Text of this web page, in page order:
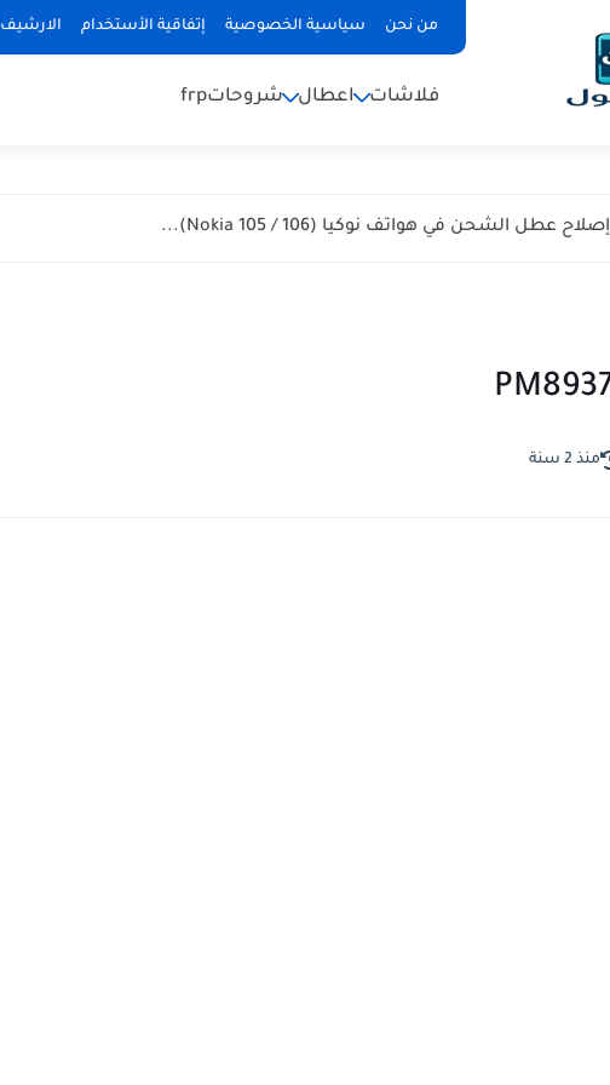
من نحن سياسية الخصوصية إتفاقية الأستخدام الارشيف
فلاشات اعطال شروحاتfrp
إصلاح عطل الشحن في هواتف نوكيا (Nokia 105 / 106)...
منذ 2 سنة